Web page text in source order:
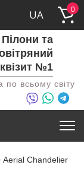
0
UA
Пілони та
№1
по всьому світу
Aerial Chandelier